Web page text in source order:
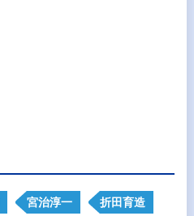
宮治淳一 折田育造